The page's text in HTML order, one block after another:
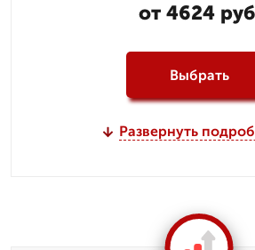
от 4624
Выбрать
Развернуть